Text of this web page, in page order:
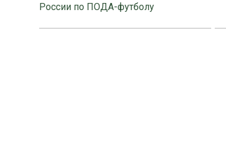
России по ПОДА-футболу